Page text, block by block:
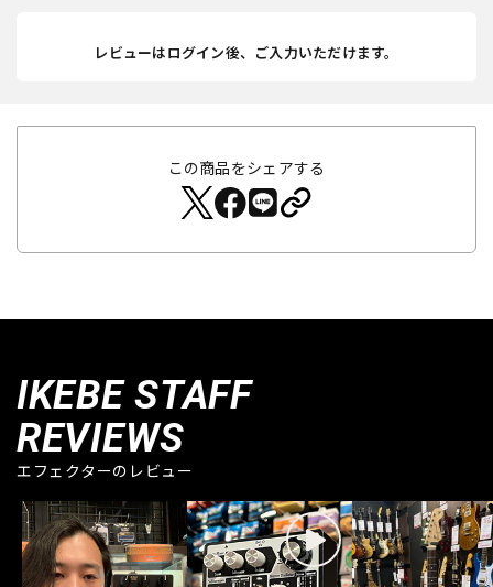
レビューはログイン後、ご入力いただけます。
この商品をシェアする
IKEBE STAFF
REVIEWS
エフェクターのレビュー